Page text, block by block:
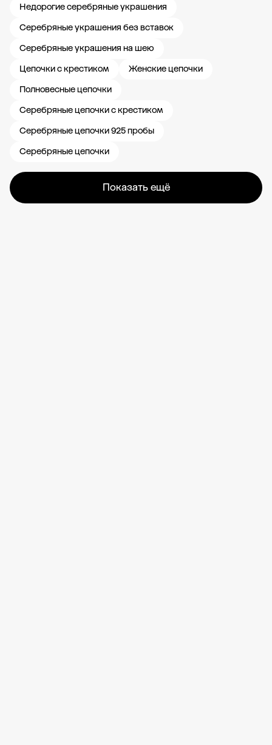
Недорогие серебряные украшения
Серебряные украшения без вставок
Серебряные украшения на шею
Цепочки с крестиком
Женские цепочки
Полновесные цепочки
Серебряные цепочки с крестиком
Серебряные цепочки 925 пробы
Серебряные цепочки
Показать ещё